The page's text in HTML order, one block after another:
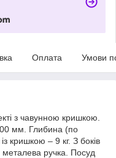
Оплата Умови
з чавунною кришкою.
мм. Глибина (по
кришкою – 9 кг. З боків
металева ручка. Посуд